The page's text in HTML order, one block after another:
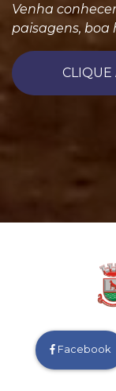
Venha
paisagens, boa
CLIQUE
Facebook